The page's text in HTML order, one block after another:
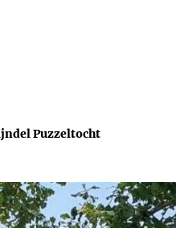
Puzzeltocht